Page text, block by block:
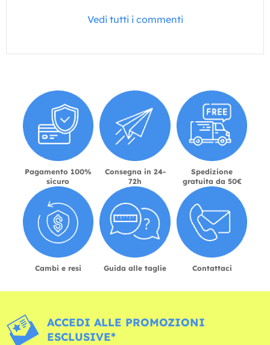
Vedi tutti i commenti
Pagamento 100%
sicuro
Consegna in 24-
72h
Spedizione
gratuita da 50€
Cambi e resi Guida alle taglie Contattaci
ACCEDI ALLE PROMOZIONI
ESCLUSIVE*